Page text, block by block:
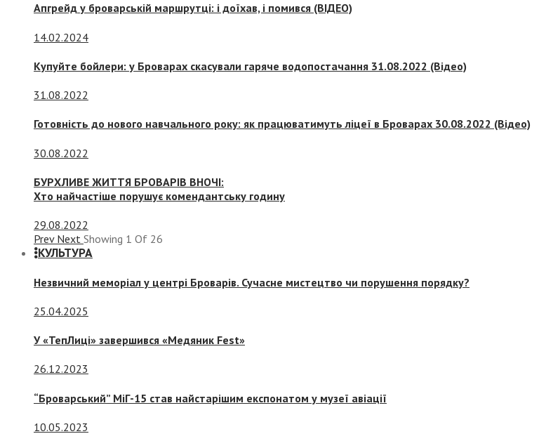
Апгрейд у броварській маршрутці: і доїхав, і помився (ВІДЕО)
14.02.2024
Купуйте бойлери: у Броварах скасували гаряче водопостачання 31.08.2022 (Відео)
31.08.2022
Готовність до нового навчального року: як працюватимуть ліцеї в Броварах 30.08.2022 (Відео)
30.08.2022
БУРХЛИВЕ ЖИТТЯ БРОВАРІВ ВНОЧІ:
Хто найчастіше порушує комендантську годину
29.08.2022
Prev Next Showing 1 Of 26
КУЛЬТУРА
Незвичний меморіал у центрі Броварів. Сучасне мистецтво чи порушення порядку?
25.04.2025
У «ТепЛиці» завершився «Медяник Fest»
26.12.2023
“Броварський” МіГ-15 став найстарішим експонатом у музеї авіації
10.05.2023